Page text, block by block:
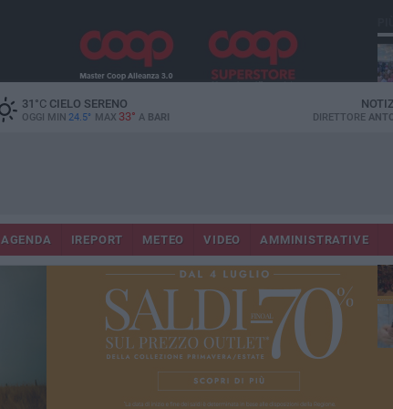
31 °CCIELO SERENO
OGGI MIN 24.5° MAX 33° A BARI DIRETTORE
AGENDA IREPORT METEO VIDEO AMMINISTRATIVE